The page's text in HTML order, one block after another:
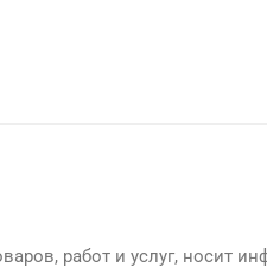
работ и услуг, носит